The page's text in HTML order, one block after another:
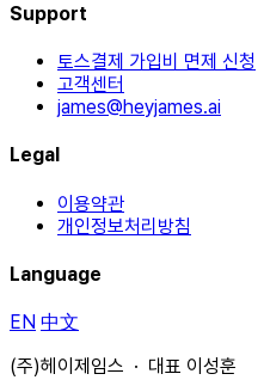
Support
토스결제 가입비 면제 신청
고객센터
james@heyjames.ai
Legal
이용약관
개인정보처리방침
Language
EN 中文
(주)헤이제임스 · 대표 이성훈